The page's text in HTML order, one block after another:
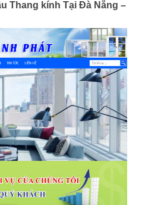
Thang kính Tại Đà Nẵng –